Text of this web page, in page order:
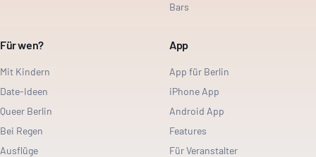
Bars
Für wen?
Mit Kindern
Date-Ideen
Queer Berlin
Bei Regen
Ausflüge
App
App für Berlin
iPhone App
Android App
Features
Für Veranstalter